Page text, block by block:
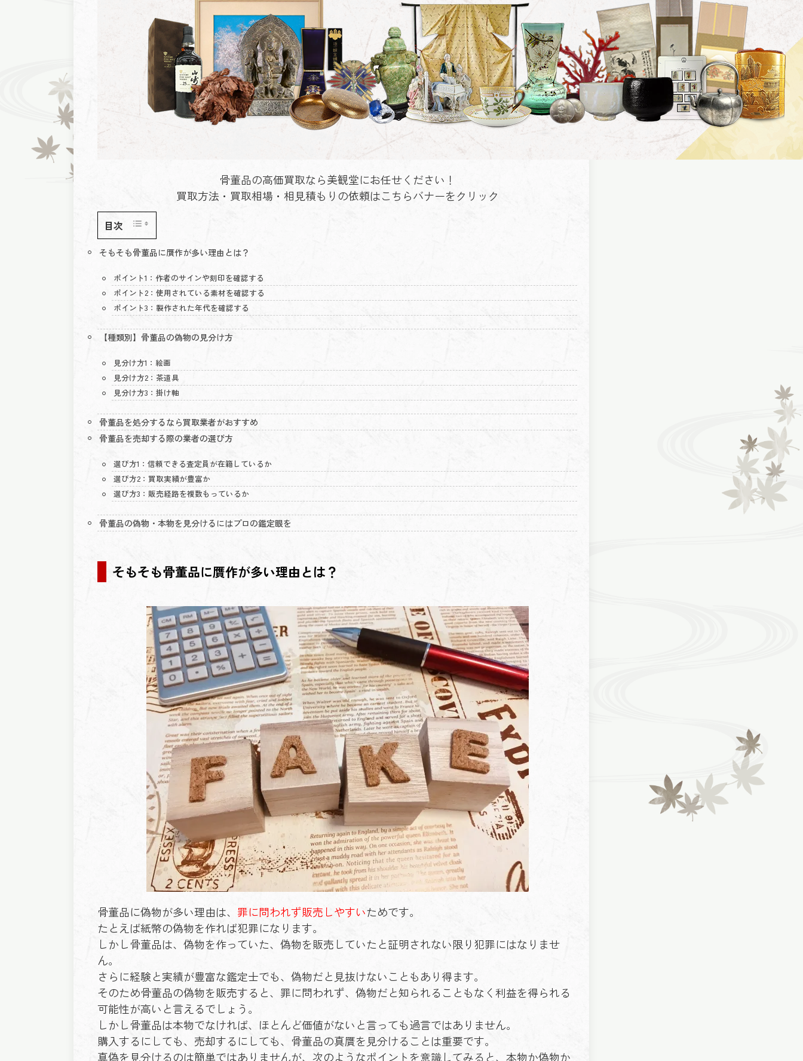
骨董品の高価買取なら美観堂にお任せください！
買取方法・買取相場・相見積もりの依頼はこちらバナーをクリック
目次
そもそも骨董品に贋作が多い理由とは？
ポイント1：作者のサインや刻印を確認する
ポイント2：使用されている素材を確認する
ポイント3：製作された年代を確認する
【種類別】骨董品の偽物の見分け方
見分け方1：絵画
見分け方2：茶道具
見分け方3：掛け軸
骨董品を処分するなら買取業者がおすすめ
骨董品を売却する際の業者の選び方
選び方1：信頼できる査定員が在籍しているか
選び方2：買取実績が豊富か
選び方3：販売経路を複数もっているか
骨董品の偽物・本物を見分けるにはプロの鑑定眼を
そもそも骨董品に贋作が多い理由とは？
骨董品に偽物が多い理由は、 罪に問われず販売しやすいためです。
たとえば紙幣の偽物を作れば犯罪になります。
しかし骨董品は、偽物を作っていた、偽物を販売していたと証明されない限り犯罪にはなりませ
ん。
さらに経験と実績が豊富な鑑定士でも、偽物だと見抜けないこともあり得ます。
そのため骨董品の偽物を販売すると、罪に問われず、偽物だと知られることもなく利益を得られる
可能性が高いと言えるでしょう。
しかし骨董品は本物でなければ、ほとんど価値がないと言っても過言ではありません。
購入するにしても、売却するにしても、骨董品の真贋を見分けることは重要です。
真偽を見分けるのは簡単ではありませんが、次のようなポイントを意識してみると、本物か偽物か